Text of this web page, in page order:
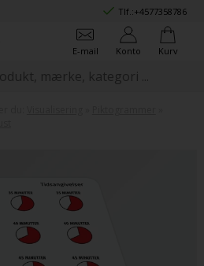
Tlf.:+4577358786
E-mail Konto Kurv